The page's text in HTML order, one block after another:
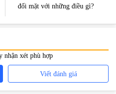
đối mặt với những điều gì?
nhận xét phù hợp
Viết đánh giá